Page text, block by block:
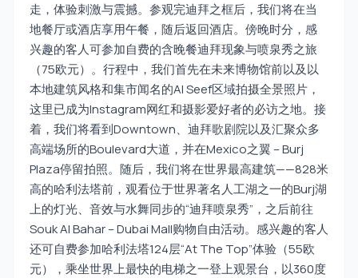
走，体验刺激与震撼。参观完迪拜之框后，我们将在当
地餐厅或酒店享用午餐，随后返回酒店。傍晚时分，感
兴趣的客人可参加自费的含晚餐迪拜现象与喷泉秀之旅
（75欧元）。行程中，我们首先在未来博物馆前以及以
本地建筑风格和集市闻名的Al Seef区域拍摄全景照片，
这里已成为Instagram网红和摄影爱好者的必访之地。接
着，我们将看到Downtown、迪拜歌剧院以及汇聚众多
高端场所的Boulevard大道，并在Mexico之翼 – Burj
Plaza停留拍照。随后，我们将在世界最高建筑——828米
高的哈利法塔前，观看位于世界著名人工湖之一的Burj湖
上的灯光、音效与水舞同步的“迪拜喷泉秀”，之后前往
Souk Al Bahar – Dubai Mall购物自由活动。感兴趣的客人
还可自费参加哈利法塔124层“At The Top”体验（55欧
元），乘坐世界上最快的电梯之一登上观景台，以360度